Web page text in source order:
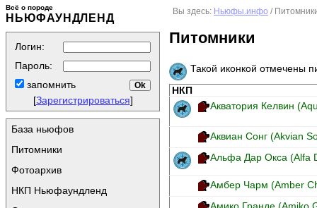
Всё о породе
НЬЮФАУНДЛЕНД
Логин:
Пароль:
запомнить
[Зарегистрироваться]
База ньюфов
Питомники
Фотоархив
НКП Ньюфаундленд
Вы здесь: Ньюфы.инфо /
Питомники
Такой иконкой отмечены
НКП
Акватория Келвин
Аквиан Сонг (Akvian
Альфа Дар Окса (Alfa
Амбер Чарм (Amber